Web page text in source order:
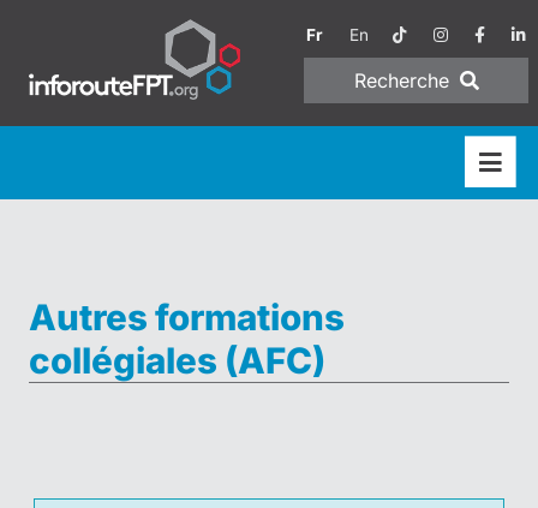
Fr En
Recherche
Autres formations
collégiales (AFC)